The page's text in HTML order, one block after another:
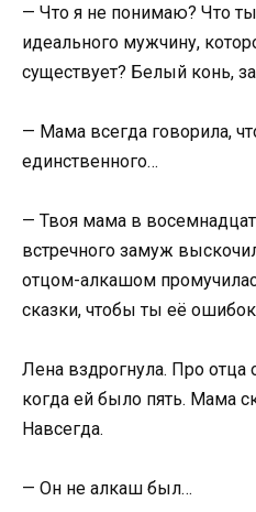
— Что я не понимаю? Что
идеального мужчину,
существует? Белый конь,
— Мама всегда говорила,
единственного…
— Твоя мама в
встречного замуж
отцом-алкашом
сказки, чтобы ты её
Лена вздрогнула. Про
когда ей было пять. Мама
Навсегда.
— Он не алкаш был…